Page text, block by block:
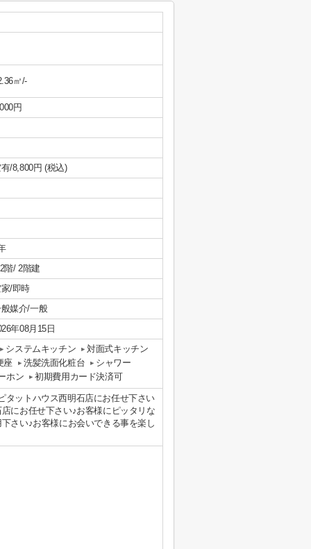
㎡/-
円
/8,800円 (税込)
階/ 2階建
/即時
媒介/一般
年08月15日
システムキッチン
対面式キッチン
座
洗髪洗面化粧台
シャワー
ホン
初期費用カード決済可
タットハウス西明石店にお任せ下さい
にお任せ下さい♪お客様にピッタリな
さい♪お客様にお会いできる事を楽し